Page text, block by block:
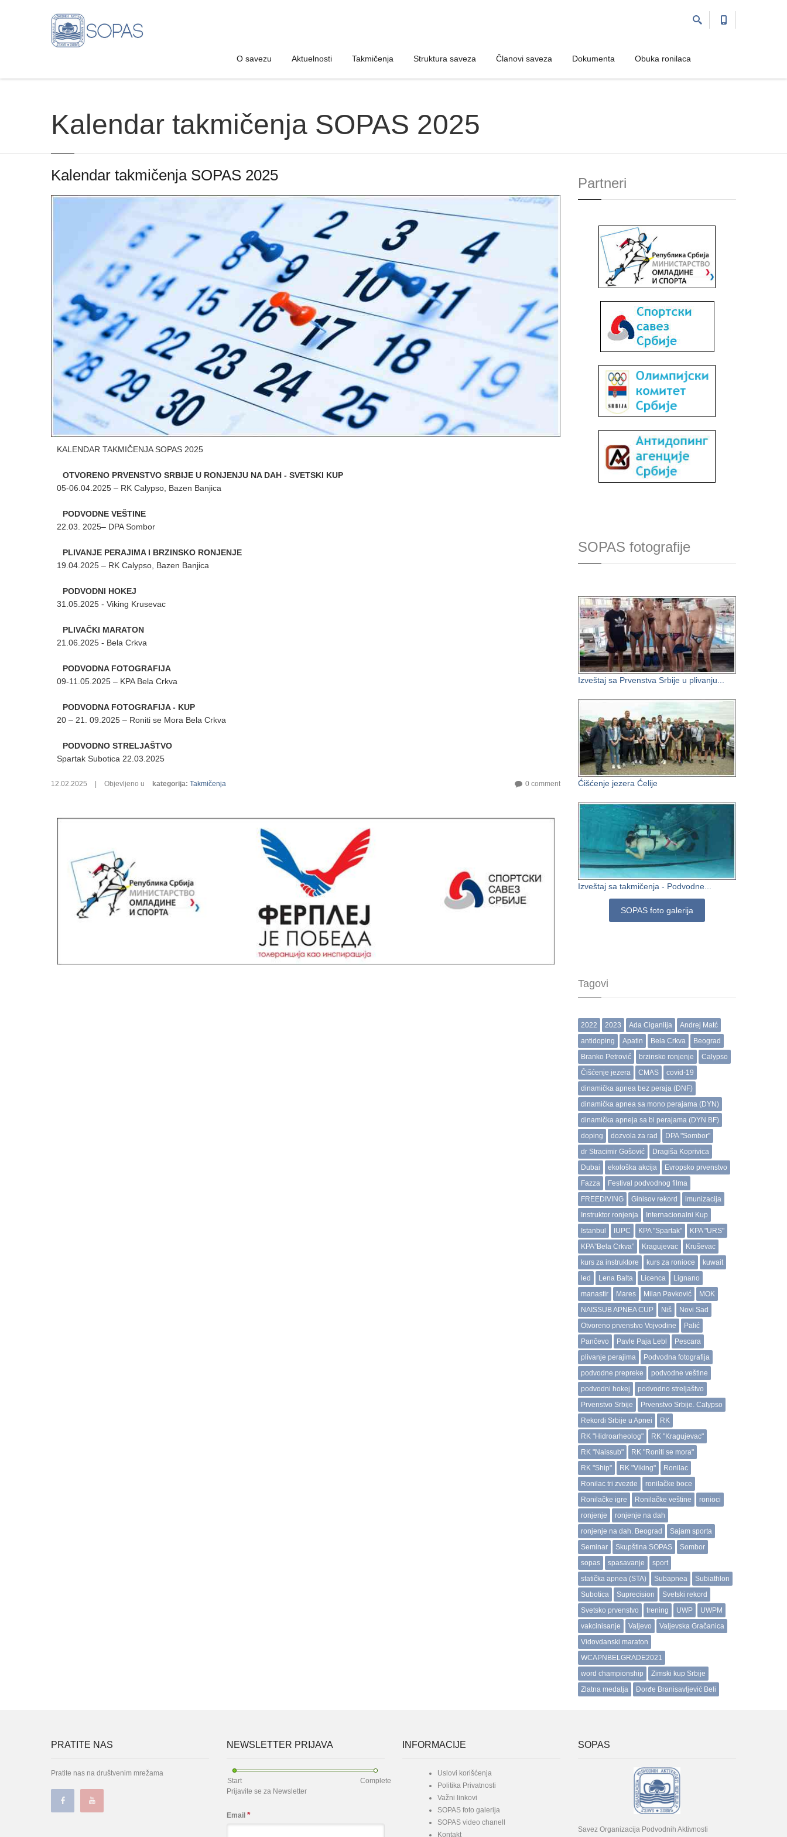
O savezu Aktuelnosti Takmičenja Struktura saveza Članovi saveza Dokumenta Obuka ronilaca
O savezu Aktuelnosti Takmičenja Struktura saveza Članovi saveza Dokumenta Obuka ronilaca
Kalendar takmičenja SOPAS 2025
Kalendar takmičenja SOPAS 2025
KALENDAR TAKMIČENJA SOPAS 2025
OTVORENO PRVENSTVO SRBIJE U RONJENJU NA DAH - SVETSKI KUP
05-06.04.2025 – RK Calypso, Bazen Banjica
PODVODNE VEŠTINE
22.03. 2025– DPA Sombor
PLIVANJE PERAJIMA I BRZINSKO RONJENJE
19.04.2025 – RK Calypso, Bazen Banjica
PODVODNI HOKEJ
31.05.2025 - Viking Krusevac
PLIVAČKI MARATON
21.06.2025 - Bela Crkva
PODVODNA FOTOGRAFIJA
09-11.05.2025 – KPA Bela Crkva
PODVODNA FOTOGRAFIJA - KUP
20 – 21. 09.2025 – Roniti se Mora Bela Crkva
PODVODNO STRELJAŠTVO
Spartak Subotica 22.03.2025
12.02.2025 Objevljeno u kategorija: Takmičenja 0 comment
Partneri
SOPAS fotografije
Izveštaj sa Prvenstva Srbije u plivanju...
Ćišćenje jezera Ćelije
Izveštaj sa takmičenja - Podvodne...
SOPAS foto galerija
Tagovi
2022 2023 Ada Ciganlija
Andrej Matć
antidoping
Apatin Bela Crkva
Beograd
Branko Petrović
brzinsko ronjenje
Calypso
Čišćenje jezera
CMAS
covid-19
dinamička apnea bez peraja (DNF)
dinamička apnea sa mono perajama (DYN)
dinamička apneja sa bi perajama (DYN BF)
doping
dozvola za rad
DPA "Sombor"
dr Stracimir Gošović
Dragiša Koprivica
Dubai
ekološka akcija
Evropsko prvenstvo
Fazza
Festival podvodnog filma
FREEDIVING
Ginisov rekord
imunizacija
Instruktor ronjenja
Internacionalni Kup
Istanbul
IUPC KPA "Spartak"
KPA "URS"
KPA”Bela Crkva”
Kragujevac
Kruševac
kurs za instruktore
kurs za ronioce
kuwait
led
Lena Balta Licenca
Lignano
manastir
Mares Milan Pavković
MOK
NAISSUB APNEA CUP
Niš
Novi Sad
Otvoreno prvenstvo Vojvodine
Palić
Pančevo
Pavle Paja Lebl
Pescara
plivanje perajima
Podvodna fotografija
podvodne prepreke
podvodne veštine
podvodni hokej
podvodno streljaštvo
Prvenstvo Srbije
Prvenstvo Srbije. Calypso
Rekordi Srbije u Apnei
RK
RK "Hidroarheolog"
RK "Kragujevac"
RK "Naissub"
RK "Roniti se mora"
RK "Ship"
RK "Viking"
Ronilac
Ronilac tri zvezde
ronilačke boce
Ronilačke igre
Ronilačke veštine
ronioci
ronjenje
ronjenje na dah
ronjenje na dah. Beograd
Sajam sporta
Seminar
Skupština SOPAS
Sombor
sopas
spasavanje
sport
statička apnea (STA)
Subapnea
Subiathlon
Subotica
Suprecision
Svetski rekord
Svetsko prvenstvo
trening UWP
UWPM
vakcinisanje
Valjevo
Valjevska Gračanica
Vidovdanski maraton
WCAPNBELGRADE2021
word championship
Zimski kup Srbije
Zlatna medalja
Đorđe Branisavljević Beli
PRATITE NAS
Pratite nas na društvenim mrežama
NEWSLETTER PRIJAVA
Start
Complete
Prijavite se za Newsletter
Email *
INFORMACIJE
Uslovi korišćenja
Politika Privatnosti
Važni linkovi
SOPAS foto galerija
SOPAS video chanell
Kontakt
SOPAS
Savez Organizacija Podvodnih Aktivnosti